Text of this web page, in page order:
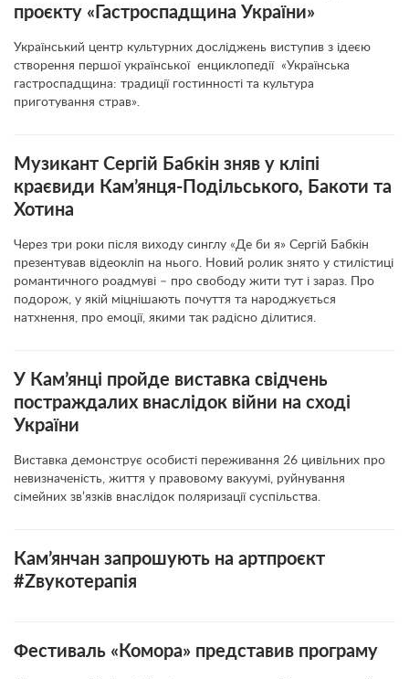
проєкту «Гастроспадщина України»
Український центр культурних досліджень виступив з ідеєю
створення першої української енциклопедії «Українська
гастроспадщина: традиції гостинності та культура
приготування страв».
Музикант Сергій Бабкін зняв у кліпі
краєвиди Кам’янця-Подільського, Бакоти та
Хотина
Через три роки після виходу синглу «Де би я» Сергій Бабкін
презентував відеокліп на нього. Новий ролик знято у стилістиці
романтичного роадмуві – про свободу жити тут і зараз. Про
подорож, у якій міцнішають почуття та народжується
натхнення, про емоції, якими так радісно ділитися.
У Кам’янці пройде виставка свідчень
постраждалих внаслідок війни на сході
України
Виставка демонструє особисті переживання 26 цивільних про
невизначеність, життя у правовому вакуумі, руйнування
сімейних зв’язків внаслідок поляризації суспільства.
Кам’янчан запрошують на артпроєкт
#Zвукотерапія
Фестиваль «Комора» представив програму